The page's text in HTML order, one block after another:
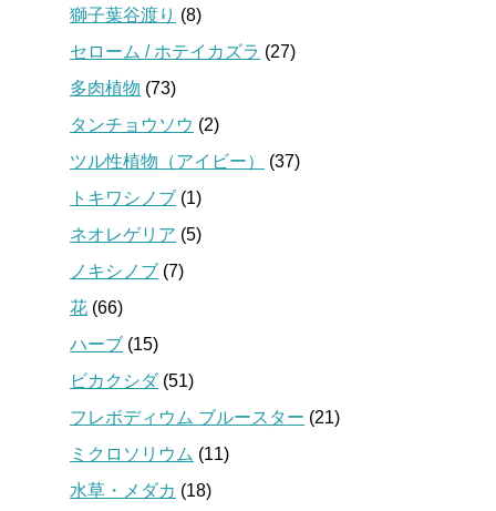
獅子葉谷渡り (8)
セローム / ホテイカズラ (27)
多肉植物 (73)
タンチョウソウ (2)
ツル性植物（アイビー）
(37)
トキワシノブ (1)
ネオレゲリア (5)
ノキシノブ (7)
花 (66)
ハーブ (15)
ビカクシダ(51)
フレボディウム ブルースター (21)
ミクロソリウム (11)
水草・メダカ (18)